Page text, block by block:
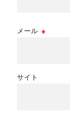
メール ※
サイト